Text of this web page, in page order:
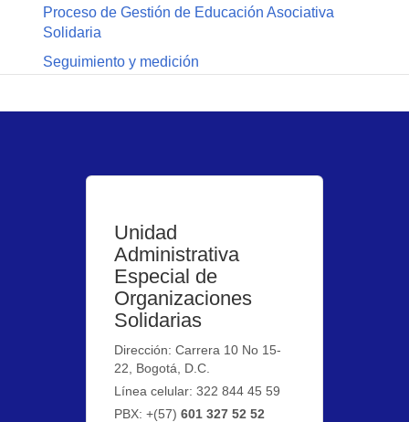
Proceso de Gestión de Educación Asociativa
Solidaria
Seguimiento y medición
Unidad
Administrativa
Especial de
Organizaciones
Solidarias
Dirección: Carrera 10 No 15-
22, Bogotá, D.C.
Línea celular: 322 844 45 59
PBX: +(57)601 327 52 52